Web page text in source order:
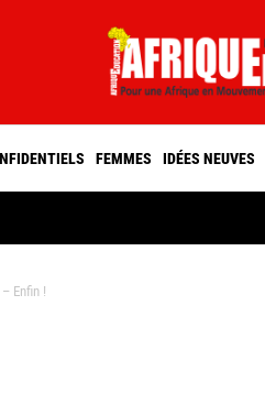
FEMMES IDÉES NEUVES
Enfin !